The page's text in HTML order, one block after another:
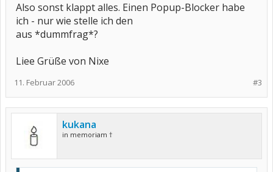
Also sonst klappt alles. Einen Popup-Blocker habe
ich - nur wie stelle ich den
aus *dummfrag*?
Liee Grüße von Nixe
#3
11. Februar 2006
kukana
in memoriam †